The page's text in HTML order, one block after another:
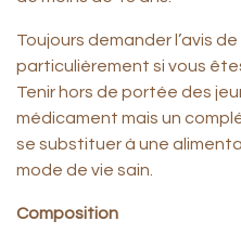
Toujours demander l’avis
particulièrement si vous
Tenir hors de portée des
médicament mais un
se substituer à une
mode de vie sain.
Composition